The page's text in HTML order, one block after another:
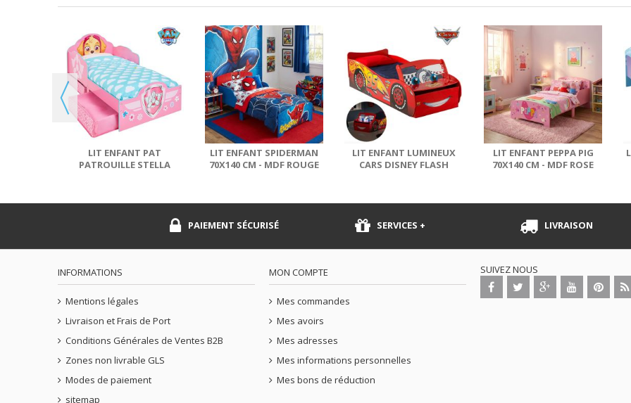
LIT ENFANT PAT
PATROUILLE STELLA
LIT ENFANT SPIDERMAN
70X140 CM - MDF ROUGE
LIT ENFANT LUMINEUX
CARS DISNEY FLASH
LIT ENFANT PEPPA PIG
70X140 CM - MDF ROSE
PAIEMENT SÉCURISÉ SERVICES + LIVRAISON
INFORMATIONS
Mentions légales
Livraison et Frais de Port
Conditions Générales de Ventes B2B
Zones non livrable GLS
Modes de paiement
sitemap
MON COMPTE
Mes commandes
Mes avoirs
Mes adresses
Mes informations personnelles
Mes bons de réduction
SUIVEZ NOUS